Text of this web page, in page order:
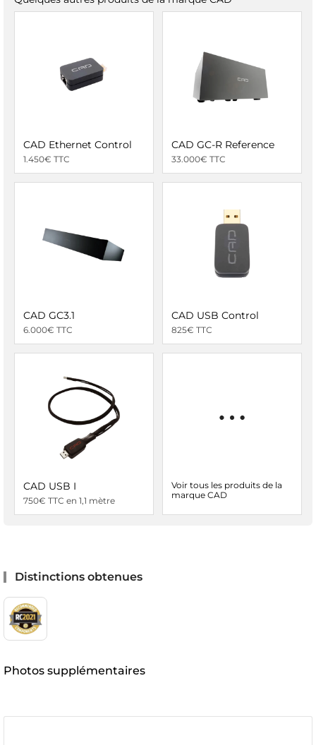
CAD Ethernet Control
1.450€ TTC
CAD GC-R Reference
33.000€ TTC
CAD GC3.1
6.000€ TTC
CAD USB Control
825€ TTC
CAD USB I
750€ TTC en 1,1 mètre
Voir tous les produits de la
marque CAD
Distinctions obtenues
Photos supplémentaires